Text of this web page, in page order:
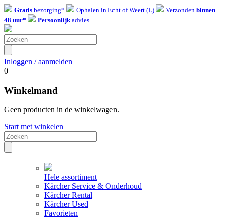
Gratis bezorging* Ophalen in Echt of Weert (L) Verzonden binnen
48 uur*
Persoonlijkadvies
Inloggen / aanmelden
0
Winkelmand
Geen producten in de winkelwagen.
Start met winkelen
Hele assortiment
Kärcher Service & Onderhoud
Kärcher Rental
Kärcher Used
Favorieten